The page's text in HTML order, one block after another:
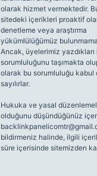
olarak hizmet vermektedir.
sitedeki içerikleri proaktif
denetleme veya araştırma
yükümlülüğümüz
Ancak, üyelerimiz
sorumluluğunu taşımakta
olarak bu sorumluluğu kabul
sayılırlar.
Hukuka ve yasal
olduğunu düşündüğünüz
bildirmeniz halinde, ilgili
süre içerisinde sitemizden